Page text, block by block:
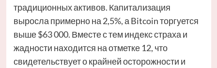
традиционных активов. Капитализация
выросла примерно на 2,5%, а Bitcoin торгуется
выше $63 000. Вместе с тем индекс страха и
жадности находится на отметке 12, что
свидетельствует о крайней осторожности и